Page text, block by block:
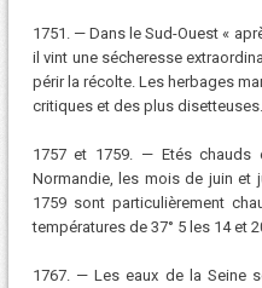
1751. — Dans le Sud-Ouest «
il vint une sécheresse
périr la récolte. Les herbages
critiques et des plus
1757 et 1759. — Etés chauds
Normandie, les mois de juin et
1759 sont particulièrement
températures de 37° 5 les 14 et
1767. — Les eaux de la Seine